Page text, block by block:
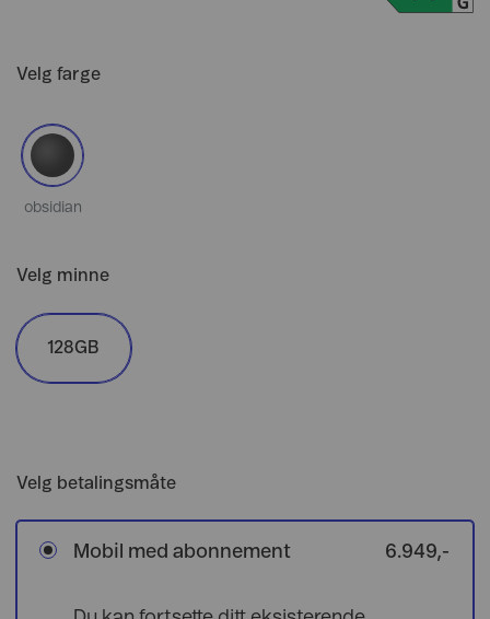
Velg farge
obsidian
Velg minne
128GB
Velg betalingsmåte
Mobil med abonnement 6.949,-